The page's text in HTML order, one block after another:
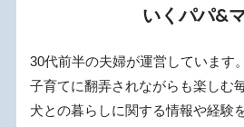
いくパパ&
30代前半の夫婦が運営しています
子育てに翻弄されながらも楽しむ
犬との暮らしに関する情報や経験